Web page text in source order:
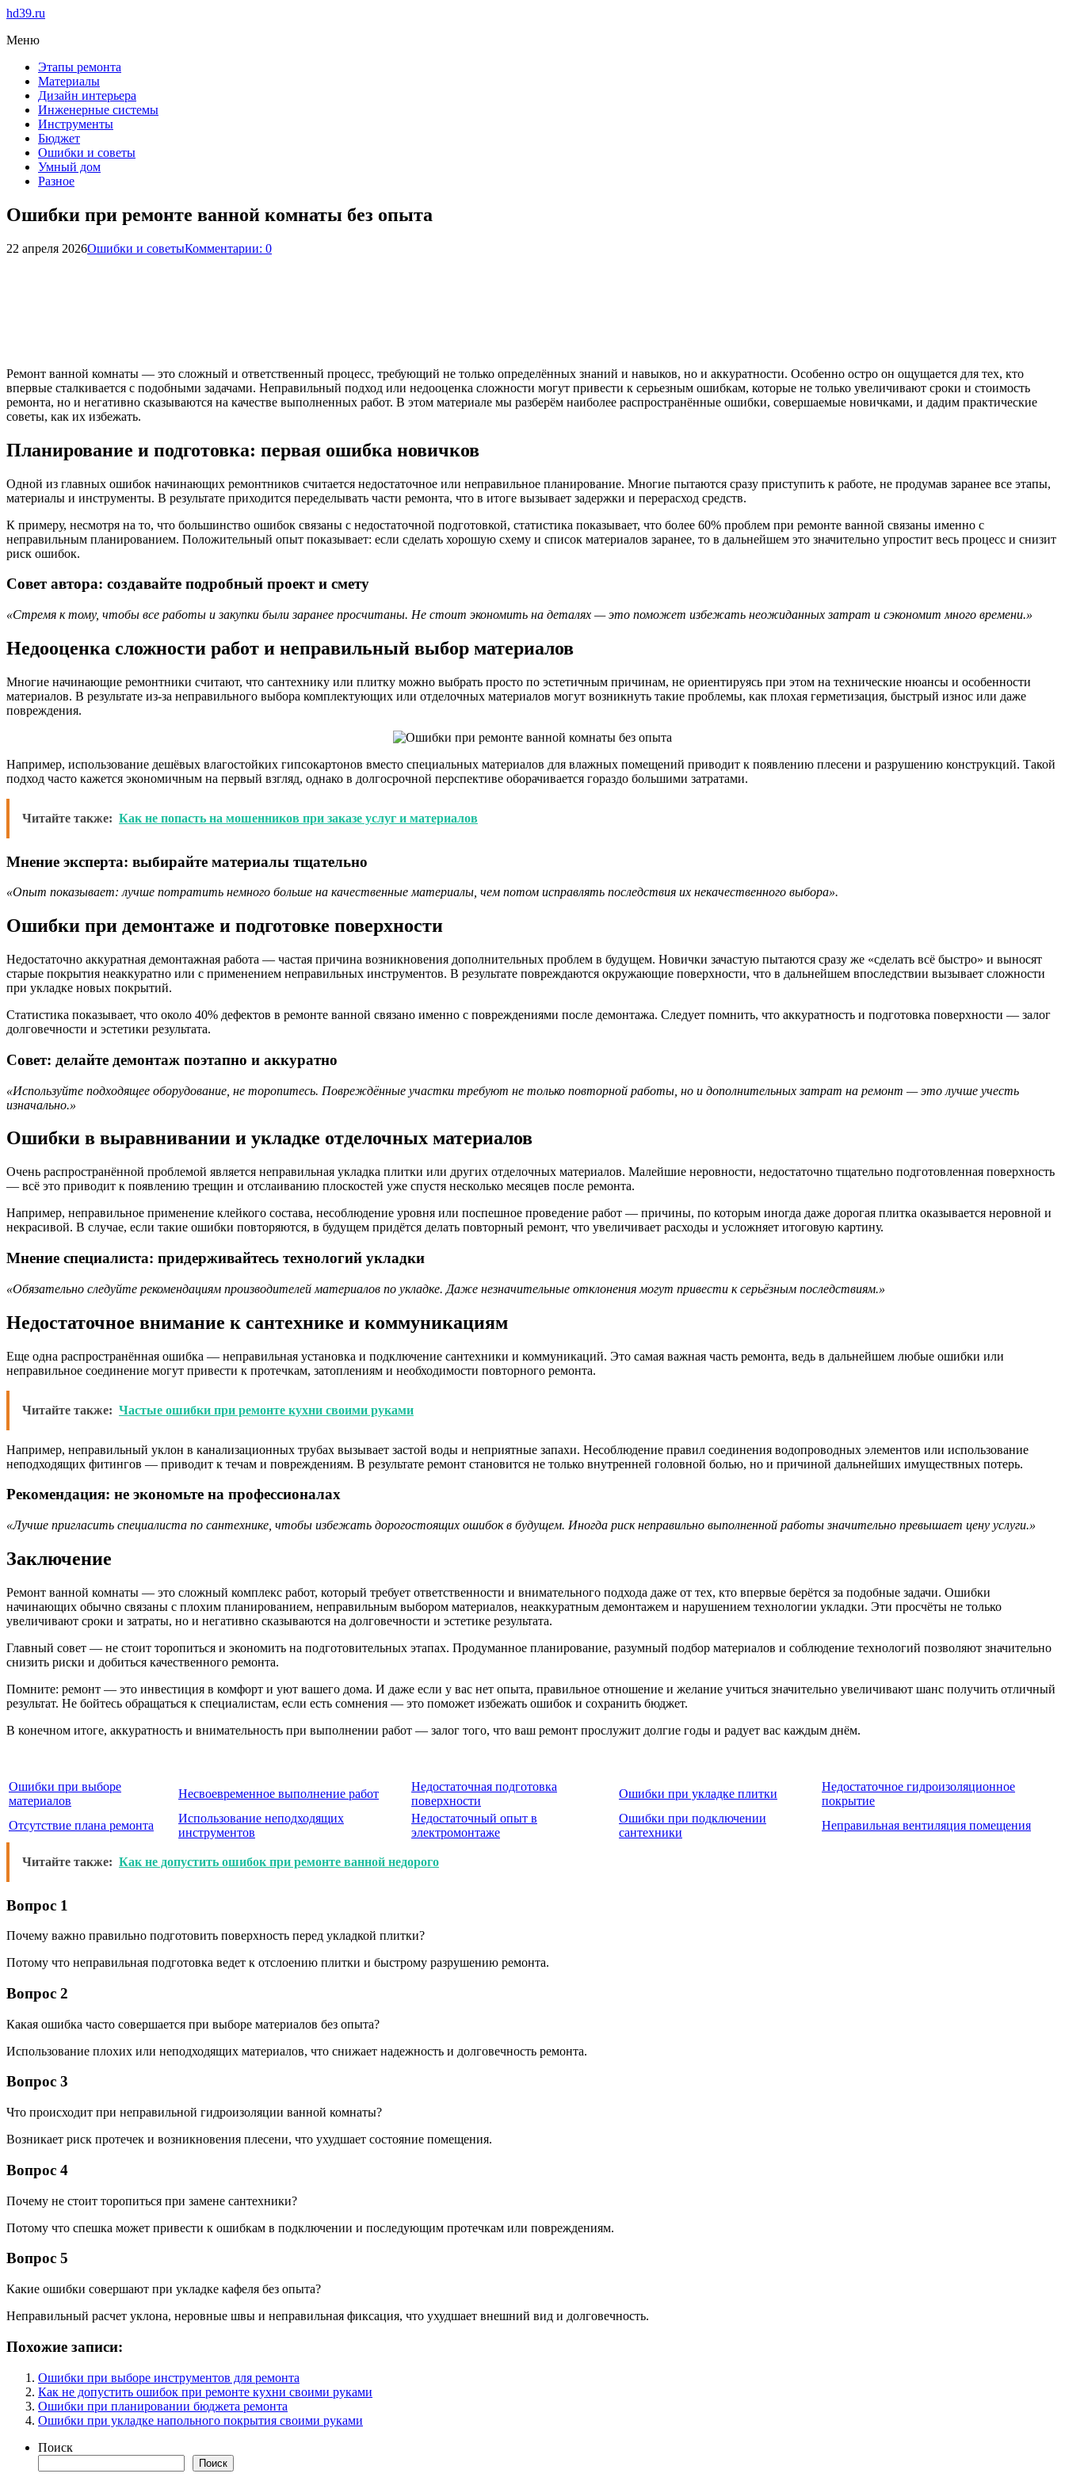
hd39.ru
Меню
Этапы ремонта
Материалы
Дизайн интерьера
Инженерные системы
Инструменты
Бюджет
Ошибки и советы
Умный дом
Разное
Ошибки при ремонте ванной комнаты без опыта
22 апреля 2026Ошибки и советыКомментарии: 0
Ремонт ванной комнаты — это сложный и ответственный процесс, требующий не только определённых знаний и навыков, но и аккуратности. Особенно остро он ощущается для тех, кто
впервые сталкивается с подобными задачами. Неправильный подход или недооценка сложности могут привести к серьезным ошибкам, которые не только увеличивают сроки и стоимость
ремонта, но и негативно сказываются на качестве выполненных работ. В этом материале мы разберём наиболее распространённые ошибки, совершаемые новичками, и дадим практические
советы, как их избежать.
Планирование и подготовка: первая ошибка новичков
Одной из главных ошибок начинающих ремонтников считается недостаточное или неправильное планирование. Многие пытаются сразу приступить к работе, не продумав заранее все этапы,
материалы и инструменты. В результате приходится переделывать части ремонта, что в итоге вызывает задержки и перерасход средств.
К примеру, несмотря на то, что большинство ошибок связаны с недостаточной подготовкой, статистика показывает, что более 60% проблем при ремонте ванной связаны именно с
неправильным планированием. Положительный опыт показывает: если сделать хорошую схему и список материалов заранее, то в дальнейшем это значительно упростит весь процесс и снизит
риск ошибок.
Совет автора: создавайте подробный проект и смету
«Стремя к тому, чтобы все работы и закупки были заранее просчитаны. Не стоит экономить на деталях — это поможет избежать неожиданных затрат и сэкономит много времени.»
Недооценка сложности работ и неправильный выбор материалов
Многие начинающие ремонтники считают, что сантехнику или плитку можно выбрать просто по эстетичным причинам, не ориентируясь при этом на технические нюансы и особенности
материалов. В результате из-за неправильного выбора комплектующих или отделочных материалов могут возникнуть такие проблемы, как плохая герметизация, быстрый износ или даже
повреждения.
Например, использование дешёвых влагостойких гипсокартонов вместо специальных материалов для влажных помещений приводит к появлению плесени и разрушению конструкций. Такой
подход часто кажется экономичным на первый взгляд, однако в долгосрочной перспективе оборачивается гораздо большими затратами.
Читайте также: Как не попасть на мошенников при заказе услуг и материалов
Мнение эксперта: выбирайте материалы тщательно
«Опыт показывает: лучше потратить немного больше на качественные материалы, чем потом исправлять последствия их некачественного выбора».
Ошибки при демонтаже и подготовке поверхности
Недостаточно аккуратная демонтажная работа — частая причина возникновения дополнительных проблем в будущем. Новички зачастую пытаются сразу же «сделать всё быстро» и выносят
старые покрытия неаккуратно или с применением неправильных инструментов. В результате повреждаются окружающие поверхности, что в дальнейшем впоследствии вызывает сложности
при укладке новых покрытий.
Статистика показывает, что около 40% дефектов в ремонте ванной связано именно с повреждениями после демонтажа. Следует помнить, что аккуратность и подготовка поверхности — залог
долговечности и эстетики результата.
Совет: делайте демонтаж поэтапно и аккуратно
«Используйте подходящее оборудование, не торопитесь. Повреждённые участки требуют не только повторной работы, но и дополнительных затрат на ремонт — это лучше учесть
изначально.»
Ошибки в выравнивании и укладке отделочных материалов
Очень распространённой проблемой является неправильная укладка плитки или других отделочных материалов. Малейшие неровности, недостаточно тщательно подготовленная поверхность
— всё это приводит к появлению трещин и отслаиванию плоскостей уже спустя несколько месяцев после ремонта.
Например, неправильное применение клейкого состава, несоблюдение уровня или поспешное проведение работ — причины, по которым иногда даже дорогая плитка оказывается неровной и
некрасивой. В случае, если такие ошибки повторяются, в будущем придётся делать повторный ремонт, что увеличивает расходы и усложняет итоговую картину.
Мнение специалиста: придерживайтесь технологий укладки
«Обязательно следуйте рекомендациям производителей материалов по укладке. Даже незначительные отклонения могут привести к серьёзным последствиям.»
Недостаточное внимание к сантехнике и коммуникациям
Еще одна распространённая ошибка — неправильная установка и подключение сантехники и коммуникаций. Это самая важная часть ремонта, ведь в дальнейшем любые ошибки или
неправильное соединение могут привести к протечкам, затоплениям и необходимости повторного ремонта.
Читайте также: Частые ошибки при ремонте кухни своими руками
Например, неправильный уклон в канализационных трубах вызывает застой воды и неприятные запахи. Несоблюдение правил соединения водопроводных элементов или использование
неподходящих фитингов — приводит к течам и повреждениям. В результате ремонт становится не только внутренней головной болью, но и причиной дальнейших имуществных потерь.
Рекомендация: не экономьте на профессионалах
«Лучше пригласить специалиста по сантехнике, чтобы избежать дорогостоящих ошибок в будущем. Иногда риск неправильно выполненной работы значительно превышает цену услуги.»
Заключение
Ремонт ванной комнаты — это сложный комплекс работ, который требует ответственности и внимательного подхода даже от тех, кто впервые берётся за подобные задачи. Ошибки
начинающих обычно связаны с плохим планированием, неправильным выбором материалов, неаккуратным демонтажем и нарушением технологии укладки. Эти просчёты не только
увеличивают сроки и затраты, но и негативно сказываются на долговечности и эстетике результата.
Главный совет — не стоит торопиться и экономить на подготовительных этапах. Продуманное планирование, разумный подбор материалов и соблюдение технологий позволяют значительно
снизить риски и добиться качественного ремонта.
Помните: ремонт — это инвестиция в комфорт и уют вашего дома. И даже если у вас нет опыта, правильное отношение и желание учиться значительно увеличивают шанс получить отличный
результат. Не бойтесь обращаться к специалистам, если есть сомнения — это поможет избежать ошибок и сохранить бюджет.
В конечном итоге, аккуратность и внимательность при выполнении работ — залог того, что ваш ремонт прослужит долгие годы и радует вас каждым днём.
Ошибки при выборе
материалов
Несвоевременное выполнение работ
Недостаточная подготовка
поверхности
Ошибки при укладке плитки
Недостаточное гидроизоляционное
покрытие
Отсутствие плана ремонта
Использование неподходящих
инструментов
Недостаточный опыт в
электромонтаже
Ошибки при подключении
сантехники
Неправильная вентиляция помещения
Читайте также: Как не допустить ошибок при ремонте ванной недорого
Вопрос 1
Почему важно правильно подготовить поверхность перед укладкой плитки?
Потому что неправильная подготовка ведет к отслоению плитки и быстрому разрушению ремонта.
Вопрос 2
Какая ошибка часто совершается при выборе материалов без опыта?
Использование плохих или неподходящих материалов, что снижает надежность и долговечность ремонта.
Вопрос 3
Что происходит при неправильной гидроизоляции ванной комнаты?
Возникает риск протечек и возникновения плесени, что ухудшает состояние помещения.
Вопрос 4
Почему не стоит торопиться при замене сантехники?
Потому что спешка может привести к ошибкам в подключении и последующим протечкам или повреждениям.
Вопрос 5
Какие ошибки совершают при укладке кафеля без опыта?
Неправильный расчет уклона, неровные швы и неправильная фиксация, что ухудшает внешний вид и долговечность.
Похожие записи:
Ошибки при выборе инструментов для ремонта
Как не допустить ошибок при ремонте кухни своими руками
Ошибки при планировании бюджета ремонта
Ошибки при укладке напольного покрытия своими руками
Поиск
Поиск